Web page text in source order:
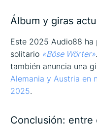
Álbum y giras
Este 2025 Audio88 ha
solitario «Böse Wörter»
también anuncia una
Alemania y Austria en
2025.
Conclusión: